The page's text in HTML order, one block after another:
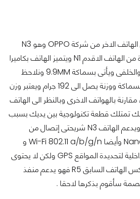
ونستعرض الهاتف الاخر من شركة OPPO وهو N3
والذى يعتبر نسخة متطورة من الهاتف الاقدم N1 ويتميز الهاتف بكاميرا
متحركة للتصوير الامامى والخلفى ويأتى بسماكة 9.9MM ونلاحظ
الفارق بينة وبين R5 فى السماكة ووزنة يصل الى 192 جرام ويعتبر وزن
بالهواتف الاخرى وبالنظر الى الهاتف
تمتلك قطعة تكنولوجية بين يديك بسبب
الكاميرا المتحركة للهاتف. ويدعم الهاتف N3 شريحتى إتصال من
نوع Nano-SIM/ Micro-SIM وأيضا Wi-Fi 802.11 a/b/g/n و
Bluetooth v4 ووحدة داخلية لتحديدة المواقع GPS ولكن لا يحتوى
الهاتف على راديو وعلى عكس الهاتف السابق R5 فهو يدعم منفذ